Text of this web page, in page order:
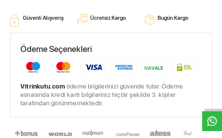
Güvenli Alışveriş Ücretsiz Kargo Bugün Kargo
Ödeme Seçenekleri
Vitrinkutu.comödeme bilgilerinizi güvende tutar. Ödeme
esnasında kredi kartı bilgileriniz hiçbir şekilde 3. kişiler
tarafından görünmemektedir.